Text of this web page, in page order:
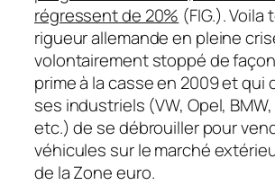
régressent de 20% (FIG.). Voila
rigueur allemande en pleine
volontairement stoppé de
prime à la casse en 2009 et qui
ses industriels (VW, Opel, BMW,
etc.) de se débrouiller pour
véhicules sur le marché
de la Zone euro.